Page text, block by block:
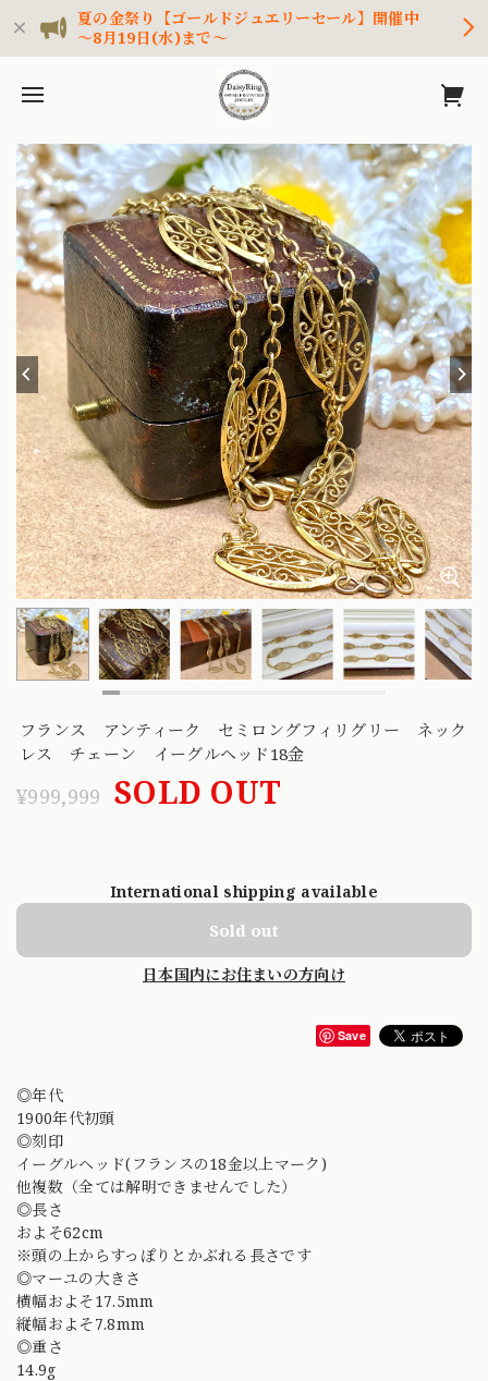
夏の金祭り【ゴールドジュエリーセール】開催中
～8月19日(水)まで～
フランス アンティーク セミロングフィリグリー ネック
レス チェーン イーグルヘッド18金
¥999,999 SOLD OUT
International shipping available
Sold out
日本国内にお住まいの方向け
Save
◎年代
1900年代初頭
◎刻印
イーグルヘッド(フランスの18金以上マーク)
他複数（全ては解明できませんでした）
◎長さ
およそ62cm
※頭の上からすっぽりとかぶれる長さです
◎マーユの大きさ
横幅およそ17.5mm
縦幅およそ7.8mm
◎重さ
14.9g